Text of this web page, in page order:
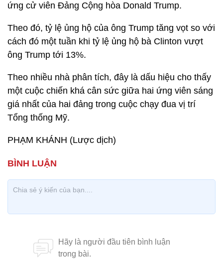
ứng cử viên Đảng Cộng hòa Donald Trump.
Theo đó, tỷ lệ ủng hộ của ông Trump tăng vọt so với
cách đó một tuần khi tỷ lệ ủng hộ bà Clinton vượt
ông Trump tới 13%.
Theo nhiều nhà phân tích, đây là dấu hiệu cho thấy
một cuộc chiến khá cân sức giữa hai ứng viên sáng
giá nhất của hai đảng trong cuộc chạy đua vị trí
Tổng thống Mỹ.
PHẠM KHÁNH (Lược dịch)